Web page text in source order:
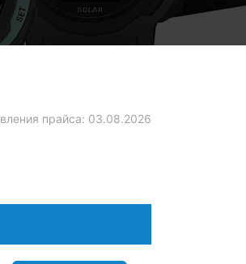
прайса: 03.08.2026